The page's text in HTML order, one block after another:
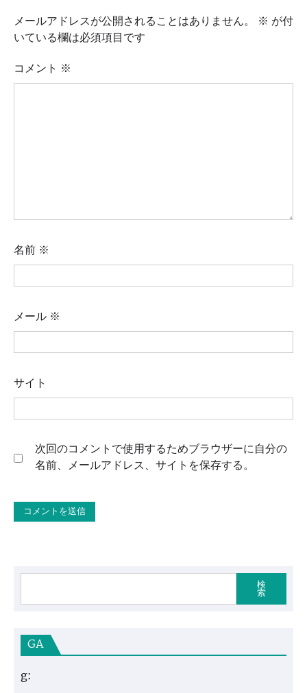
メールアドレスが公開されることはありません。 ※ が付
いている欄は必須項目です
コメント ※
名前 ※
メール ※
サイト
次回のコメントで使用するためブラウザーに自分の
名前、メールアドレス、サイトを保存する。
検
索
GA
g: